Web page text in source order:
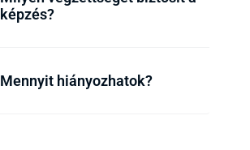
képzés?
Mennyit hiányozhatok?